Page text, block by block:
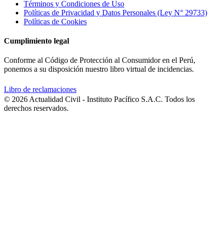
Términos y Condiciones de Uso
Políticas de Privacidad y Datos Personales (Ley N° 29733)
Políticas de Cookies
Cumplimiento legal
Conforme al Código de Protección al Consumidor en el Perú,
ponemos a su disposición nuestro libro virtual de incidencias.
Libro de reclamaciones
© 2026 Actualidad Civil - Instituto Pacífico S.A.C. Todos los
derechos reservados.